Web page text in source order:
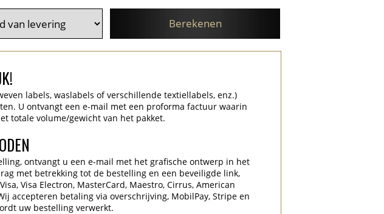
Berekenen
labels, waslabels of verschillende textiellabels, enz.)
U ontvangt een e-mail met een proforma factuur waarin
totale volume/gewicht van het pakket.
ontvangt u een e-mail met het grafische ontwerp in het
met betrekking tot de bestelling en een beveiligde link,
Visa Electron, MasterCard, Maestro, Cirrus, American
accepteren betaling via overschrijving, MobilPay, Stripe en
uw bestelling verwerkt.